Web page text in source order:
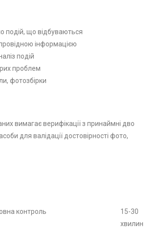
подій, що відбуваються
інформацією
подій
проблем
фотозбірки
вимагає верифікації з принаймні дво
для валідації достовірності фото,
контроль
15-30
хвилин